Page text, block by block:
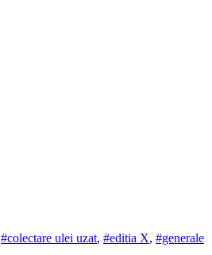
#colectare ulei uzat, #editia X, #generale